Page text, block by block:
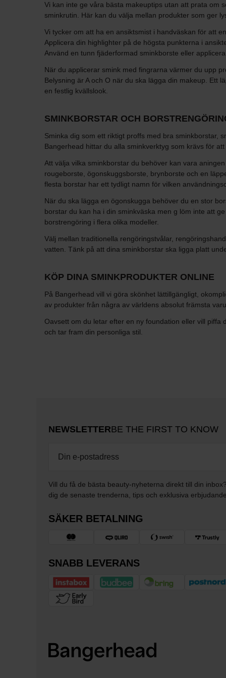
Vi kan inte ge våra bästa makeuptips utan att prata om
sminkrutin. Här kan du välja mellan produkter som ger
Vi tycker om att ha en ansiktsmist i handväskan för att
Applicera din highlighter på de högsta punkterna i
Använd en tunn fjäderformad sminkborste eller
När du applicerar smink med fingrarna värmer du upp
Belysning är A och O när du ska lägga din makeup. Ett
en festlig kvällslook.
SMINKBORSTAR OCH
Sminka dig som ett riktigt proffs med bra sminkborstar,
Bangerhead hittar du alla sminkverktyg som krävs för
Att välja vilka sminkborstar du behöver kan vara
rougeborste, ögonskuggsborste, brynborste och en
flesta borstar har ett tydligt namn för vilken
När du ska lägga en ögonskugga behöver du en stor
borstar du kan ha i din sminkväska men g löm inte att
borstrengöring i flera olika modeller.
Välj mellan traditionella rengöringstvålar,
vatten. Tänk på att dina sminkborstar ska ligga platt
KÖP DINA SMINKPRODUKTER ONLINE
På Bangerhead vill vi göra skönhet lättillgängligt,
av produkter från några av världens absolut främsta
Oavsett om du letar efter en ny foundation eller vill
och tar fram din personliga stil.
NEWSLETTERBE THE FIRST TO KNOW
Vill du få de bästa beauty-nyheterna direkt till din
dig de senaste trenderna, tips och exklusiva
SÄKER BETALNING
SNABB LEVERANS